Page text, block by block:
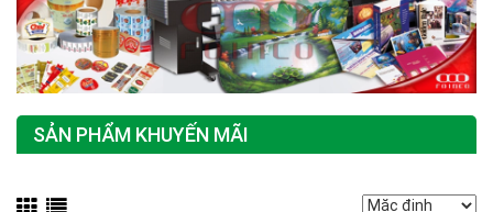
SẢN PHẨM KHUYẾN MÃI